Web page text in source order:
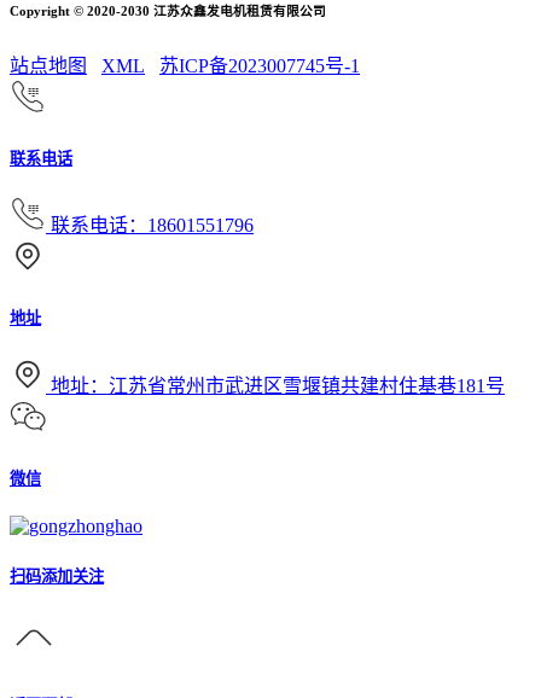
Copyright © 2020-2030 江苏众鑫发电机租赁有限公司
站点地图 XML 苏ICP备2023007745号-1
联系电话
联系电话：18601551796
地址
地址：江苏省常州市武进区雪堰镇共建村住基巷181号
微信
扫码添加关注